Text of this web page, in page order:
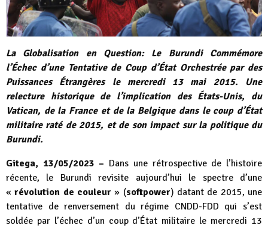
La Globalisation en Question: Le Burundi Commémore
l’Échec d’une Tentative de Coup d’État Orchestrée par des
Puissances Étrangères le mercredi 13 mai 2015. Une
relecture historique de l’implication des États-Unis, du
Vatican, de la France et de la Belgique dans le coup d’État
militaire raté de 2015, et de son impact sur la politique du
Burundi.
Gitega, 13/05/2023 – Dans une rétrospective de l’histoire
récente, le Burundi revisite aujourd’hui le spectre d’une
«révolution de couleur » (softpower) datant de 2015, une
tentative de renversement du régime CNDD-FDD qui s’est
soldée par l’échec d’un coup d’État militaire le mercredi 13